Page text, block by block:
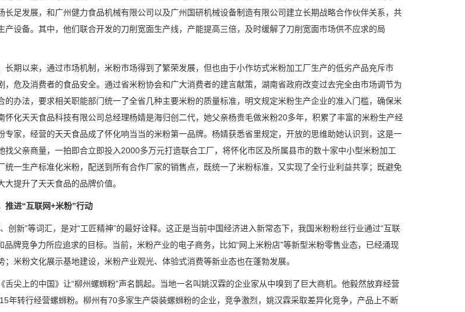
长足发展，和广州健力食品机械有限公司以及广州国研机械设备制造有限公司建立长期战略合作伙伴关系，共
产设备。其中，他们联合开发的刀削宽面生产线，产能提高三倍，及时缓解了刀削宽面市场供不应求的局
长期以来，通过市场机制，米粉市场得到了繁荣发展，但也由于小作坊式米粉加工厂生产的低劣产品充斥市
，危及消费者的食品安全。通过省米粉协会和广大消费者的建言献策，湖南省政府改变过去完全由市场调节为
的办法，要求相关职能部门统一了全省几种主要米粉的质量标准，明文规定米粉生产企业的准入门槛，确保米
怀化天天食品科技有限公司总经理杨婧是海归创二代，她父亲杨贵毛做米粉20多年，积累了丰富的米粉生产经
专家，经营的天天食品成了怀化响当当的米粉第一品牌。杨婧获悉省里规定，开放的思维助她认识到，这是一
找父亲商量，一拍即合立即投入2000多万元打造联合工厂，将怀化市区及所属县市的数十家中小型米粉加工
统一生产标准化米粉，配送到所有合作厂家的销售点，既统一了米粉标准，又实现了全行业利益共享；既避免
大提升了天天食品的品牌价值。
推进“互联网+米粉”行动
创新”等词汇，是对“工匠精神”的最好诠释。这正是当前中国经济进入新常态下，我国米粉粉丝行业通过“互联
品牌竞争力所应追求的目标。当前，米粉产业的电子商务，比如“网上米粉店”等新型米粉零售业态，已经涌现
；米粉文化展示基地建设，米粉产业观光、体验式消费等新业态也在蓬勃发展。
舌尖上的中国》让“柳州螺蛳粉”声名鹊起。当地一名叫姚汉霖的企业家从中嗅到了巨大商机。他毅然放弃经营
年转行经营螺蛳粉。柳州有70多家生产袋装螺蛳粉的企业，竞争激烈，姚汉霖采取差异化竞争，产品上不断